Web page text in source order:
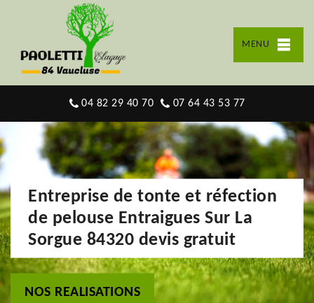
MENU
04 82 29 40 70 07 64 43 53 77
Entreprise de tonte et réfection
de pelouse Entraigues Sur La
Sorgue 84320 devis gratuit
NOS REALISATIONS